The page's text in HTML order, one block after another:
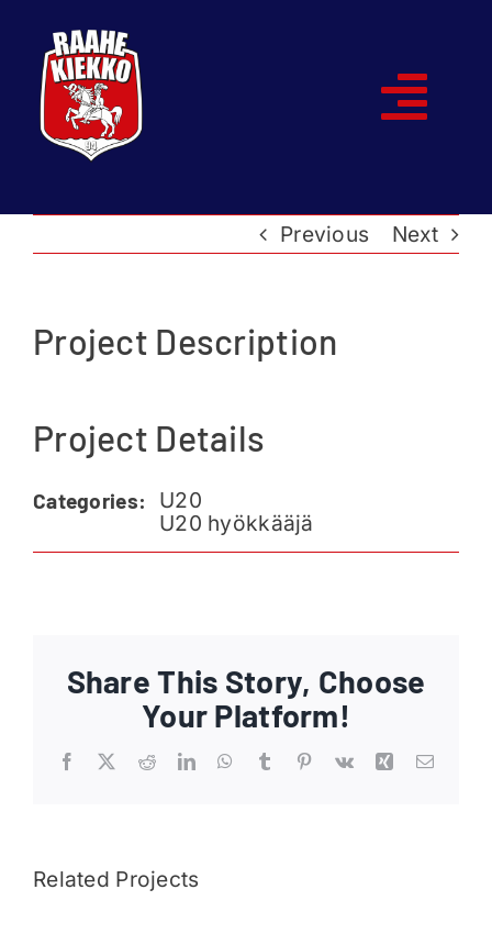
content
Joukkueet
Ottelut
Historia
Ajankohtaista
Previous Next
Project Description
Project Details
Categories:
U20
U20 hyökkääjä
Share This Story, Choose
Your Platform!
Facebook RedditLinkedInWhatsApp
Tumblr Pinterest
Vk XingEmail
Related Projects